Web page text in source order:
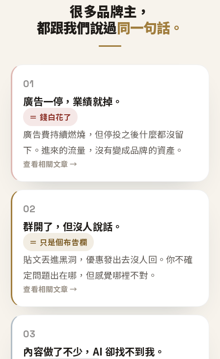
很多品牌主，
都跟我們說過同一句話。
01
廣告一停，業績就掉。
＝ 錢白花了
廣告費持續燃燒，但停投之後什麼都沒留
下。進來的流量，沒有變成品牌的資產。
查看相關文章 →
02
群開了，但沒人說話。
＝ 只是個布告欄
貼文丟進黑洞，優惠發出去沒人回。你不確
定問題出在哪，但感覺哪裡不對。
查看相關文章 →
03
內容做了不少，AI 卻找不到我。